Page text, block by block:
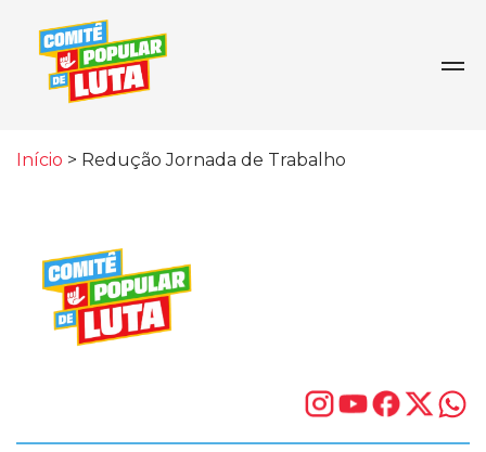
Início > Redução Jornada de Trabalho